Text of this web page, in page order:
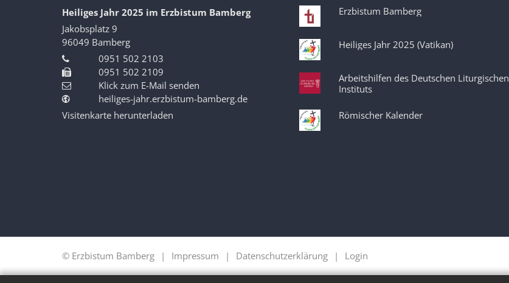
Heiliges Jahr 2025 im Erzbistum Bamberg
Jakobsplatz 9
96049 Bamberg
0951 502 2103
0951 502 2109
Klick zum E-Mail senden
heiliges-jahr.erzbistum-bamberg.de
Visitenkarte herunterladen
Erzbistum Bamberg
Heiliges Jahr 2025 (Vatikan)
Arbeitshilfen des Deutschen Liturgischen
Instituts
Römischer Kalender
© Erzbistum Bamberg Impressum Datenschutzerklärung Login